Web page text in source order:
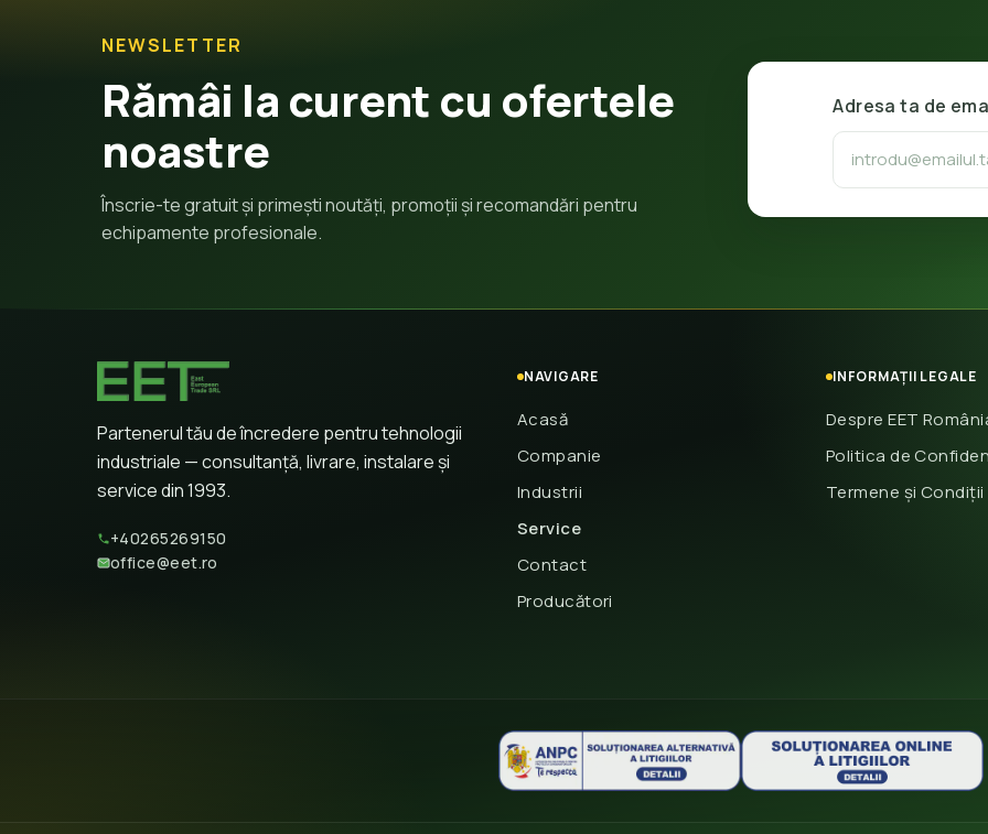
NEWSLETTER
Rămâi la curent cu ofertele
noastre
Înscrie-te gratuit și primești noutăți, promoții și recomandări pentru
echipamente profesionale.
Adresa ta de
Partenerul tău de încredere pentru tehnologii
industriale — consultanță, livrare, instalare și
service din 1993.
+40265269150
office@eet.ro
NAVIGARE
Acasă
Companie
Industrii
Service
Contact
Producători
INFORMAȚII LEGALE
Despre EET
Politica de
Termene și Condiții